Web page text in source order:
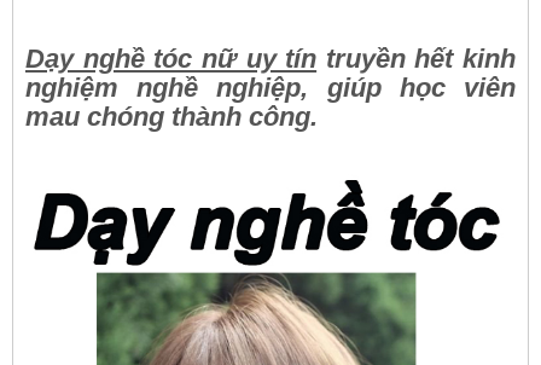
Dạy nghề tóc nữ uy tín truyền hết kinh
nghiệm nghề nghiệp, giúp học viên
mau chóng thành công.